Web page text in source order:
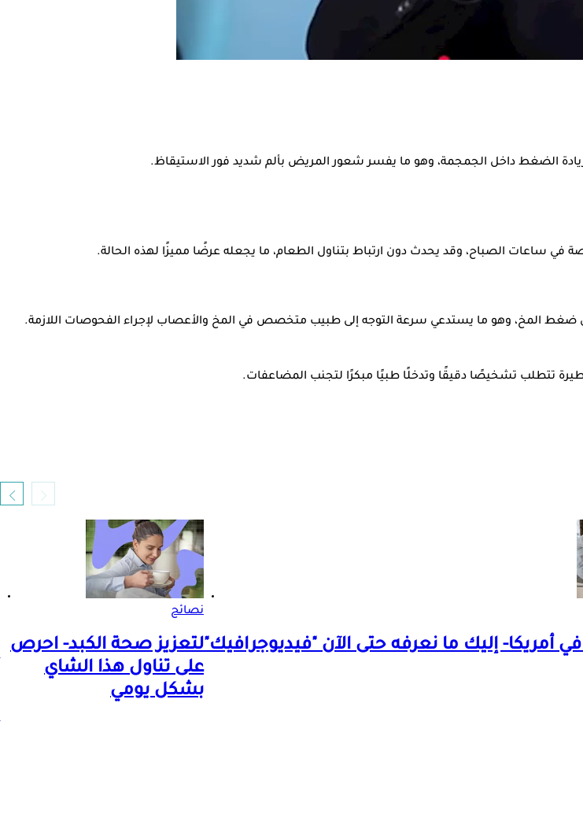
زيادة الضغط داخل الجمجمة، وهو ما يفسر شعور المريض بألم شديد فور الاستيقاظ.
في ساعات الصباح، وقد يحدث دون ارتباط بتناول الطعام، ما يجعله عرضًا مميزًا لهذه الحالة.
ضغط المخ، وهو ما يستدعي سرعة التوجه إلى طبيب متخصص في المخ والأعصاب لإجراء الفحوصات اللازمة.
تتطلب تشخيصًا دقيقًا وتدخلًا طبيًا مبكرًا لتجنب المضاعفات.
أمريكا- إليك ما نعرفه حتى الآن "فيديوجرافيك"
نصائح
لتعزيز صحة الكبد- احرص
على تناول هذا الشاي
بشكل يومي